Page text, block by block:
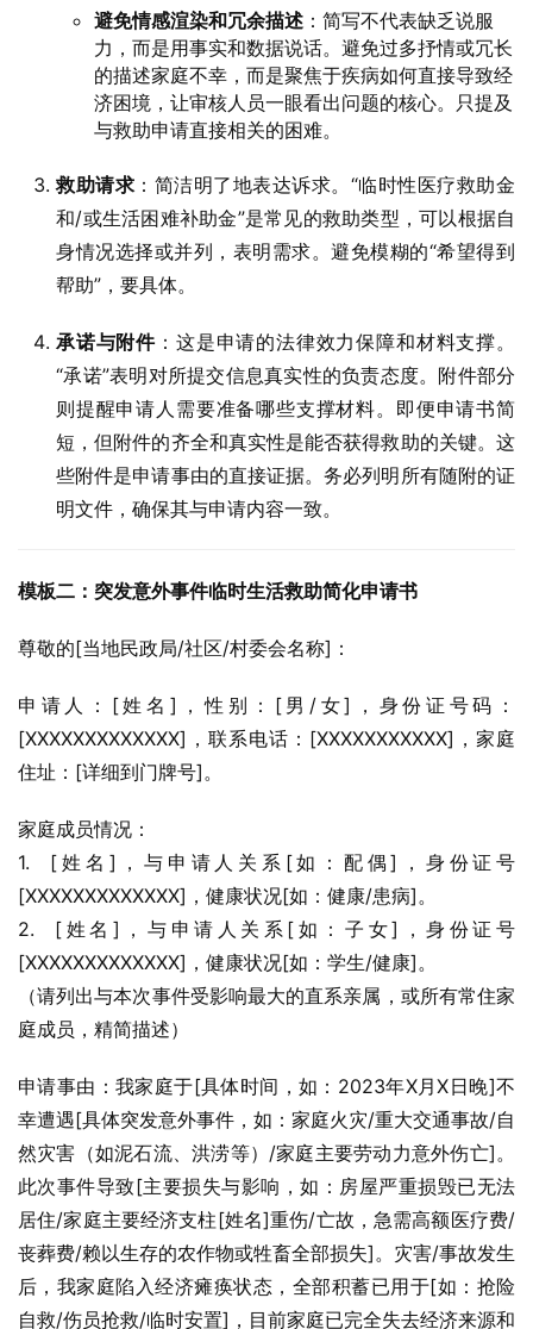
避免情感渲染和冗余描述 ：简写不代表缺乏说服
力，而是用事实和数据说话。避免过多抒情或冗长
的描述家庭不幸，而是聚焦于疾病如何直接导致经
济困境，让审核人员一眼看出问题的核心。只提及
与救助申请直接相关的困难。
救助请求：简洁明了地表达诉求。“临时性医疗救助金
和/或生活困难补助金”是常见的救助类型，可以根据自
身情况选择或并列，表明需求。避免模糊的“希望得到
帮助”，要具体。
承诺与附件 ：这是申请的法律效力保障和材料支撑。
“承诺”表明对所提交信息真实性的负责态度。附件部分
则提醒申请人需要准备哪些支撑材料。即便申请书简
短，但附件的齐全和真实性是能否获得救助的关键。这
些附件是申请事由的直接证据。务必列明所有随附的证
明文件，确保其与申请内容一致。
模板二：突发意外事件临时生活救助简化申请书
尊敬的[当地民政局/社区/村委会名称]：
申请人：[姓名]，性别：[男/女]，身份证号码：
[XXXXXXXXXXXXX]，联系电话：[XXXXXXXXXXX]，家庭
住址：[详细到门牌号]。
家庭成员情况：
1.  [姓名]，与申请人关系[如：配偶]，身份证号
[XXXXXXXXXXXXX]，健康状况[如：健康/患病]。
2.  [姓名]，与申请人关系[如：子女]，身份证号
[XXXXXXXXXXXXX]，健康状况[如：学生/健康]。
（请列出与本次事件受影响最大的直系亲属，或所有常住家
庭成员，精简描述）
申请事由：我家庭于[具体时间，如：2023年X月X日晚]不
幸遭遇[具体突发意外事件，如：家庭火灾/重大交通事故/自
然灾害（如泥石流、洪涝等）/家庭主要劳动力意外伤亡]。
此次事件导致[主要损失与影响，如：房屋严重损毁已无法
居住/家庭主要经济支柱[姓名]重伤/亡故，急需高额医疗费/
丧葬费/赖以生存的农作物或牲畜全部损失]。灾害/事故发生
后，我家庭陷入经济瘫痪状态，全部积蓄已用于[如：抢险
自救/伤员抢救/临时安置]，目前家庭已完全失去经济来源和